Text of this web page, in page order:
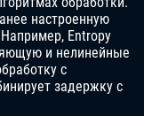
настроенную
Entropy
и нелинейные
с
задержку с